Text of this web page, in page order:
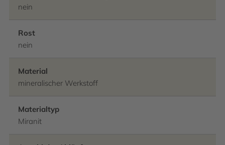
nein
Rost
nein
Material
mineralischer Werkstoff
Materialtyp
Miranit